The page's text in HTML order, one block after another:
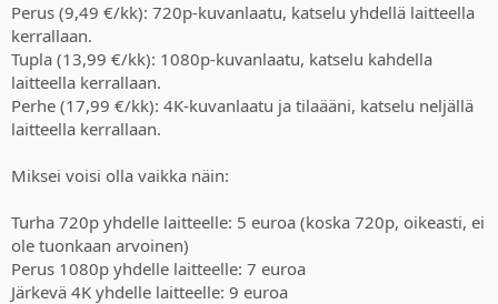
Perus (9,49 €/kk): 720p-kuvanlaatu, katselu yhdellä laitteella
kerrallaan.
Tupla (13,99 €/kk): 1080p-kuvanlaatu, katselu kahdella
laitteella kerrallaan.
Perhe (17,99 €/kk): 4K-kuvanlaatu ja tilaääni, katselu neljällä
laitteella kerrallaan.
Miksei voisi olla vaikka näin:
Turha 720p yhdelle laitteelle: 5 euroa (koska 720p, oikeasti, ei
ole tuonkaan arvoinen)
Perus 1080p yhdelle laitteelle: 7 euroa
Järkevä 4K yhdelle laitteelle: 9 euroa